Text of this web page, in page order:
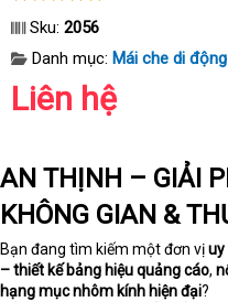
Sku: 2056
Danh mục: Mái che di động
Liên hệ
AN THỊNH – GIẢI
KHÔNG GIAN &
Bạn đang tìm kiếm một đơn vịuy
– thiết kế bảng hiệu quảng cáo,
hạng mục nhôm kính hiện đại?